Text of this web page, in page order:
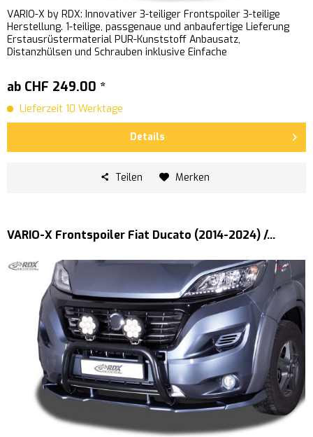
VARIO-X by RDX: Innovativer 3-teiliger Frontspoiler 3-teilige
Herstellung. 1-teilige, passgenaue und anbaufertige Lieferung
Erstausrüstermaterial PUR-Kunststoff Anbausatz,
Distanzhülsen und Schrauben inklusive Einfache
ab CHF 249.00 *
Lieferzeit 10 Werktage
Details
Teilen Merken
VARIO-X Frontspoiler Fiat Ducato (2014-2024) /...